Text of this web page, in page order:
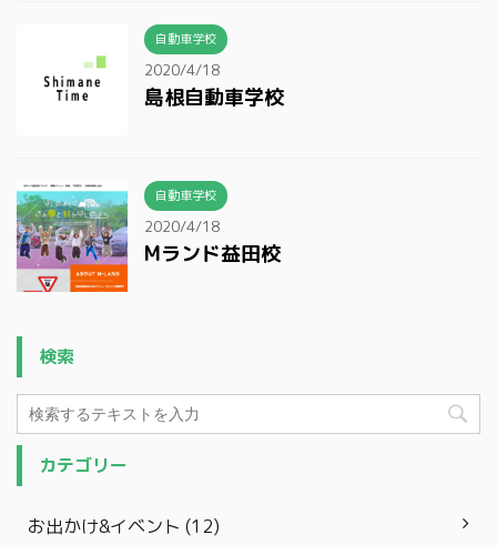
自動車学校
2020/4/18
島根自動車学校
自動車学校
2020/4/18
Mランド益田校
検索
カテゴリー
お出かけ&イベント (12)